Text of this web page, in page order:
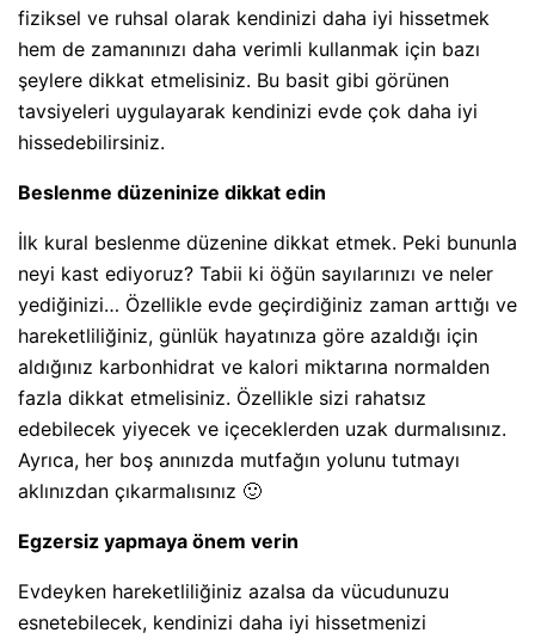
fiziksel ve ruhsal olarak kendinizi daha iyi hissetmek
hem de zamanınızı daha verimli kullanmak için bazı
şeylere dikkat etmelisiniz. Bu basit gibi görünen
tavsiyeleri uygulayarak kendinizi evde çok daha iyi
hissedebilirsiniz.
Beslenme düzeninize dikkat edin
İlk kural beslenme düzenine dikkat etmek. Peki bununla
neyi kast ediyoruz? Tabii ki öğün sayılarınızı ve neler
yediğinizi… Özellikle evde geçirdiğiniz zaman arttığı ve
hareketliliğiniz, günlük hayatınıza göre azaldığı için
aldığınız karbonhidrat ve kalori miktarına normalden
fazla dikkat etmelisiniz. Özellikle sizi rahatsız
edebilecek yiyecek ve içeceklerden uzak durmalısınız.
Ayrıca, her boş anınızda mutfağın yolunu tutmayı
aklınızdan çıkarmalısınız 🙂
Egzersiz yapmaya önem verin
Evdeyken hareketliliğiniz azalsa da vücudunuzu
esnetebilecek, kendinizi daha iyi hissetmenizi